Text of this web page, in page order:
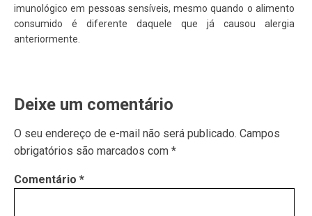
imunológico em pessoas sensíveis, mesmo quando o alimento
consumido é diferente daquele que já causou alergia
anteriormente.
Deixe um comentário
O seu endereço de e-mail não será publicado. Campos
obrigatórios são marcados com *
Comentário *